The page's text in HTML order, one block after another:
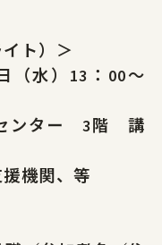
ト）＞
水）13：00～
ンター 3階 講
機関、等